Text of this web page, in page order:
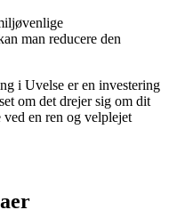
man reducere den
i Uvelse er en investering
om det drejer sig om dit
en ren og velplejet